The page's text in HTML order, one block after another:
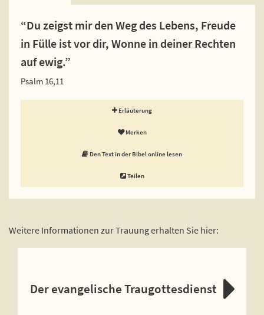
“Du zeigst mir den Weg des Lebens, Freude
in Fülle ist vor dir, Wonne in deiner Rechten
auf ewig.”
Psalm 16,11
Erläuterung
Merken
Den Text in der Bibel online lesen
Teilen
Weitere Informationen zur Trauung erhalten Sie hier:
Der evangelische Traugottesdienst